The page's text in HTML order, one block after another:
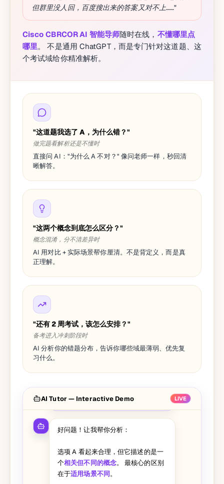
但群里没人回，百度搜出来的答案又对不上……"
Cisco CBRCOR AI 智能导师随时在线， 不懂哪里点
哪里。 不是通用 ChatGPT，而是专门针对这道题、这
个考试域给你精准解析。
"这道题我选了 A，为什么错？"
做完题看解析还是不懂时
直接问 AI："为什么 A 不对？" 像问老师一样，秒回清
晰解答。
"这两个概念到底怎么区分？"
概念混淆，分不清差异时
AI 用对比 + 实际场景帮你厘清。不是背定义，而是真
正理解。
"还有 2 周考试，该怎么安排？"
备考进入冲刺阶段时
AI 分析你的错题分布，告诉你哪些域最薄弱、优先复
习什么。
AI Tutor — Interactive Demo LIVE
这道题我选了 A，但答案说是 C，能
帮我分析一下为什么 A 不对吗？
好问题！让我帮你分析：
选项 A 看起来合理，但它描述的是一
个相关但不同的概念。 最核心的区别
在于适用场景不同。